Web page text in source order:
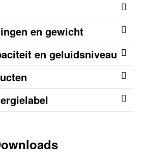
en gewicht
en geluidsniveau